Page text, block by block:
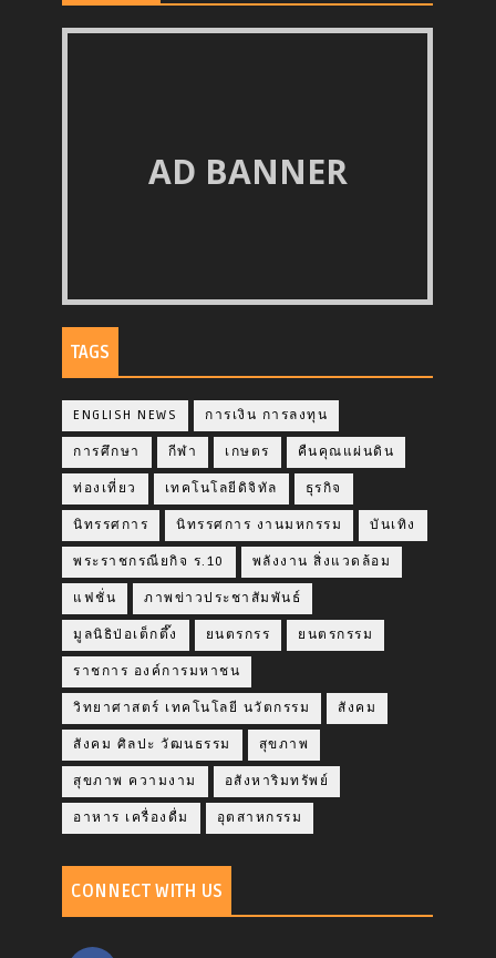
AD BANNER
TAGS
ENGLISH NEWS การเงิน การลงทุน
การศึกษา กีฬา เกษตร คืนคุณแผ่นดิน
ท่องเที่ยว เทคโนโลยีดิจิทัล ธุรกิจ
นิทรรศการ นิทรรศการ งานมหกรรม บันเทิง
พระราชกรณียกิจ ร.10 พลังงาน สิ่งแวดล้อม
แฟชั่น ภาพข่าวประชาสัมพันธ์
มูลนิธิป่อเต็กตึ๊ง ยนตรกรร ยนตรกรรม
ราชการ องค์การมหาชน
วิทยาศาสตร์ เทคโนโลยี นวัตกรรม สังคม
สังคม ศิลปะ วัฒนธรรม สุขภาพ
สุขภาพ ความงาม อสังหาริมทรัพย์
อาหาร เครื่องดื่ม อุตสาหกรรม
CONNECT WITH US